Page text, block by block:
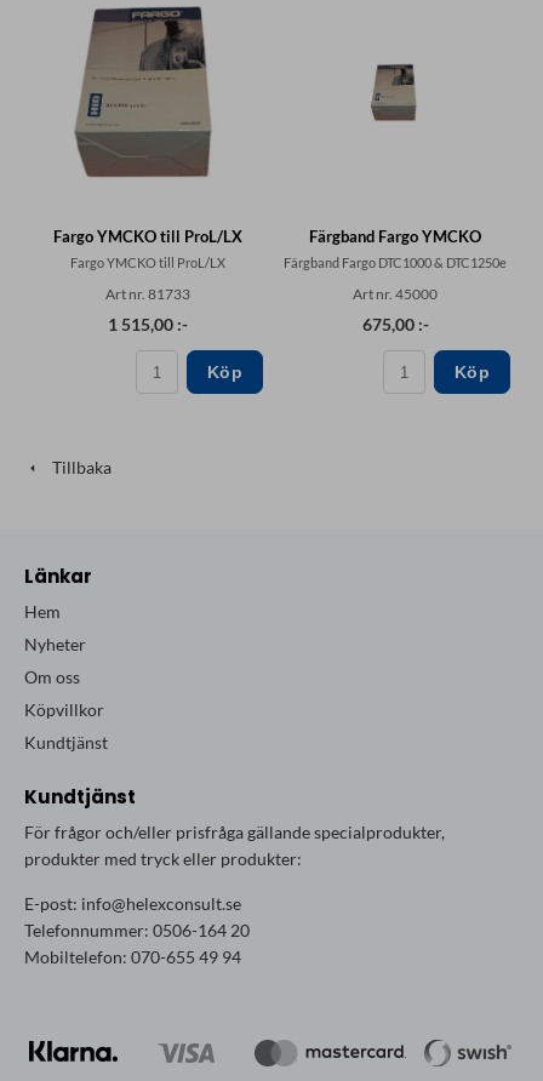
Fargo YMCKO till ProL/LX
Fargo YMCKO till ProL/LX
Art nr. 81733
1 515,00 :-
Köp
Färgband Fargo YMCKO
Färgband Fargo DTC1000 & DTC1250e
Art nr. 45000
675,00 :-
Köp
Tillbaka
Länkar
Hem
Nyheter
Om oss
Köpvillkor
Kundtjänst
Kundtjänst
För frågor och/eller prisfråga gällande specialprodukter,
produkter med tryck eller produkter:
E-post: info@helexconsult.se
Telefonnummer: 0506-164 20
Mobiltelefon: 070-655 49 94